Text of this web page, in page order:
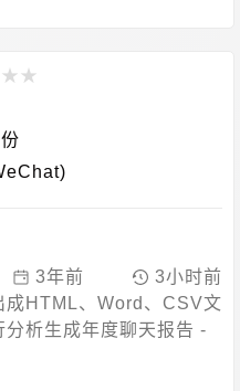
★ ★
3年前
3小时前
成HTML、Word、CSV文
析生成年度聊天报告 -